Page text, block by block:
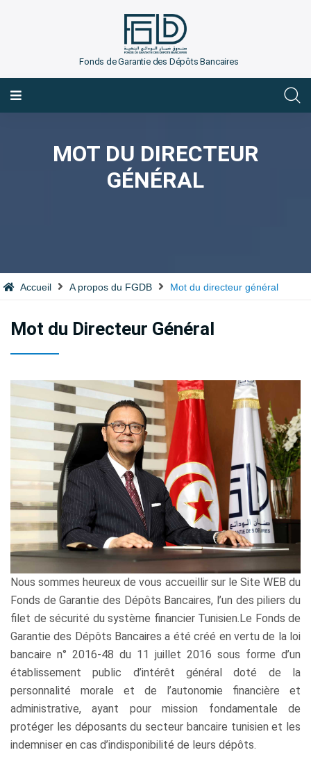
Fonds de Garantie des Dépôts Bancaires
MOT DU DIRECTEUR
GÉNÉRAL
Accueil A propos du FGDB Mot du directeur général
Mot du Directeur Général
Nous sommes heureux de vous accueillir sur le Site WEB du
Fonds de Garantie des Dépôts Bancaires, l’un des piliers du
filet de sécurité du système financier Tunisien.Le Fonds de
Garantie des Dépôts Bancaires a été créé en vertu de la loi
bancaire n° 2016-48 du 11 juillet 2016 sous forme d’un
établissement public d’intérêt général doté de la
personnalité morale et de l’autonomie financière et
administrative, ayant pour mission fondamentale de
protéger les déposants du secteur bancaire tunisien et les
indemniser en cas d’indisponibilité de leurs dépôts.